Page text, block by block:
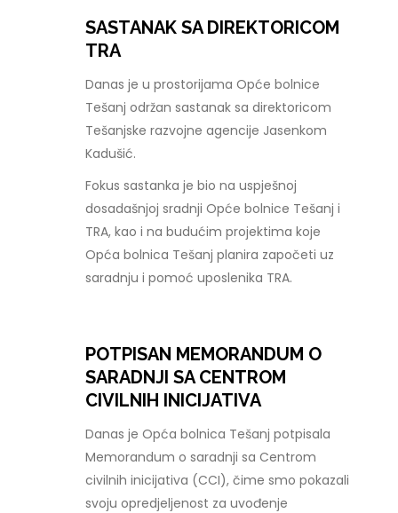
SASTANAK SA DIREKTORICOM
TRA
Danas je u prostorijama Opće bolnice
Tešanj održan sastanak sa direktoricom
Tešanjske razvojne agencije Jasenkom
Kadušić.
Fokus sastanka je bio na uspješnoj
dosadašnjoj sradnji Opće bolnice Tešanj i
TRA, kao i na budućim projektima koje
Opća bolnica Tešanj planira započeti uz
saradnju i pomoć uposlenika TRA.
POTPISAN MEMORANDUM O
SARADNJI SA CENTROM
CIVILNIH INICIJATIVA
Danas je Opća bolnica Tešanj potpisala
Memorandum o saradnji sa Centrom
civilnih inicijativa (CCI), čime smo pokazali
svoju opredjeljenost za uvođenje